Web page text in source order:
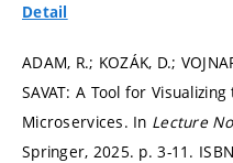
Detail
ADAM, R.; KOZÁK, D.;
SAVAT: A Tool for
Microservices. In Lecture
Springer, 2025. p. 3-11.